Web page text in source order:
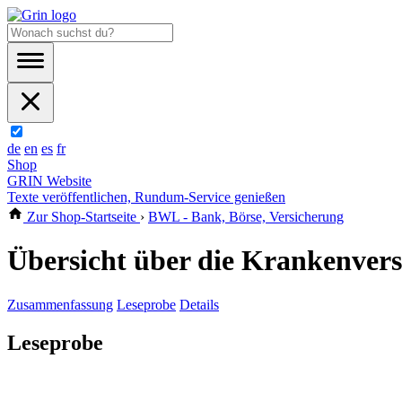
de en es fr
Shop
GRIN Website
Texte veröffentlichen, Rundum-Service genießen
Zur Shop-Startseite › BWL - Bank, Börse, Versicherung
Übersicht über die
Zusammenfassung Leseprobe Details
Leseprobe